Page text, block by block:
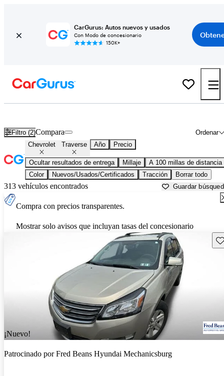
CarGurus: Autos nuevos y usados
Con Modo de concesionario
150K+
Filtro (2) Ordenar
Compara
Chevrolet Traverse Año Precio
Ocultar resultados de entrega Millaje
A 100 millas de distancia
Color
Nuevos/Usados/Certificados Tracción Borrar todo
313 vehículos encontrados Guardar
Compra con precios transparentes.
Mostrar solo avisos que incluyan tasas del concesionario
¡Nuevo!
Patrocinado porFred Beans Hyundai Mechanicsburg